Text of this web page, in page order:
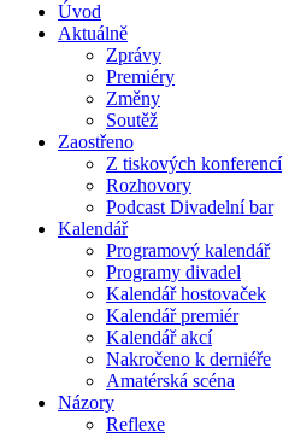
Úvod
Aktuálně
Zprávy
Premiéry
Změny
Soutěž
Zaostřeno
Z tiskových konferencí
Rozhovory
Podcast Divadelní bar
Kalendář
Programový kalendář
Programy divadel
Kalendář hostovaček
Kalendář premiér
Kalendář akcí
Nakročeno k derniéře
Amatérská scéna
Názory
Reflexe